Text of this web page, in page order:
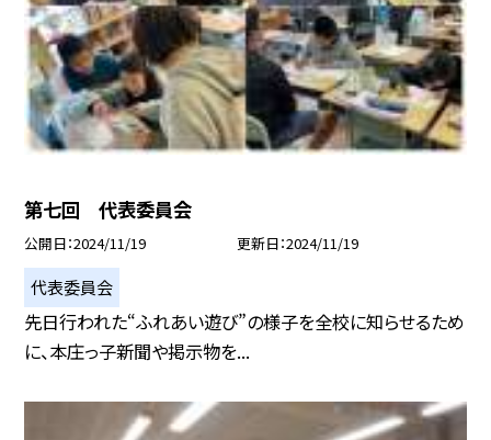
第七回 代表委員会
公開日 2024/11/19 更新日 2024/11/19
代表委員会
先日行われた“ふれあい遊び”の様子を全校に知らせるため
に、本庄っ子新聞や掲示物を...